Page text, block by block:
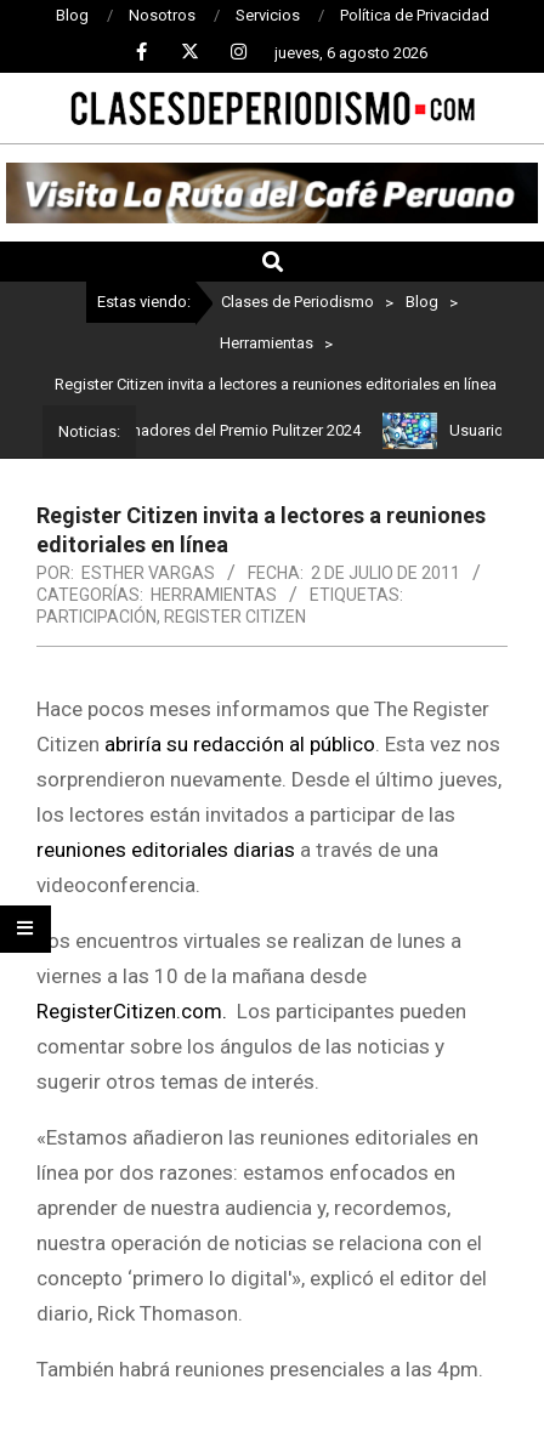
Blog Nosotros Servicios Política de Privacidad
jueves, 6 agosto 2026
CLASES
DE
PERIODISMO
Estas viendo: Clases de Periodismo > Blog >
Herramientas >
Register Citizen invita a lectores a reuniones editoriales en línea
Noticias:
son los ganadores del Premio Pulitzer 2024 Usuarios de
Register Citizen invita a lectores a reuniones
editoriales en línea
POR: ESTHER VARGAS FECHA: 2 DE JULIO DE 2011
CATEGORÍAS: HERRAMIENTAS
ETIQUETAS:
PARTICIPACIÓN, REGISTER CITIZEN
Hace pocos meses informamos que The Register
Citizen abriría su redacción al público . Esta vez nos
sorprendieron nuevamente. Desde el último jueves,
los lectores están invitados a participar de las
reuniones editoriales diarias a través de una
videoconferencia.
Los encuentros virtuales se realizan de lunes a
viernes a las 10 de la mañana desde
RegisterCitizen.com. Los participantes pueden
comentar sobre los ángulos de las noticias y
sugerir otros temas de interés.
«Estamos añadieron las reuniones editoriales en
línea por dos razones: estamos enfocados en
aprender de nuestra audiencia y, recordemos,
nuestra operación de noticias se relaciona con el
concepto ‘primero lo digital'», explicó el editor del
diario, Rick Thomason.
También habrá reuniones presenciales a las 4pm.